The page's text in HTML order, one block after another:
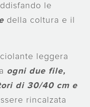
le
della coltura e il
leggera
ogni due file,
di 30/40 cm e
rincalzata